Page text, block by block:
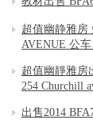
超值幽静雅房
AVENUE 公车
超值幽靜雅房
254 Churchill
出售2014